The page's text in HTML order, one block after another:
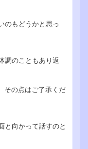
のもどうかと思っ
調のこともあり返
その点はご了承くだ
と向かって話すのと